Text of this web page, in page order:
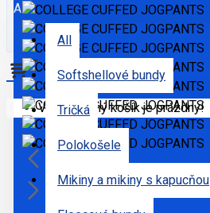
All
All
Softshellové bundy
Tričká
Polokošele
Mikiny a mikiny s kapucňou
Váš nákupný košík je prázdny!